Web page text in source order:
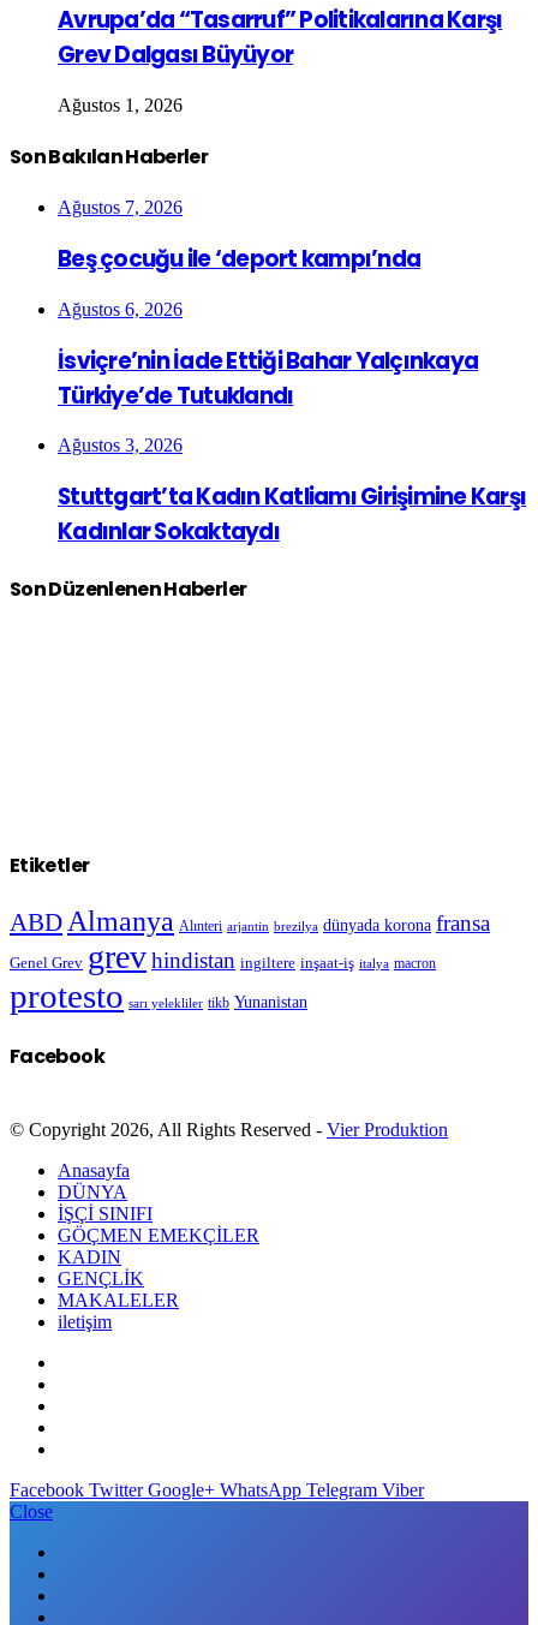
Avrupa’da “Tasarruf” Politikalarına Karşı
Grev Dalgası Büyüyor
Ağustos 1, 2026
Son Bakılan Haberler
Ağustos 7, 2026
Beş çocuğu ile ‘deport kampı’nda
Ağustos 6, 2026
İsviçre’nin İade Ettiği Bahar Yalçınkaya
Türkiye’de Tutuklandı
Ağustos 3, 2026
Stuttgart’ta Kadın Katliamı Girişimine Karşı
Kadınlar Sokaktaydı
Son Düzenlenen Haberler
Etiketler
ABD Almanya Alınteri arjantin brezilya dünyada korona fransa
Genel Grev grevhindistan ingiltere inşaat-iş italya macron
protesto sarı yelekliler tikb Yunanistan
Facebook
© Copyright 2026, All Rights Reserved - Vier Produktion
Anasayfa
DÜNYA
İŞÇİ SINIFI
GÖÇMEN EMEKÇİLER
KADIN
GENÇLİK
MAKALELER
iletişim
Facebook Twitter Google+ WhatsApp Telegram Viber
Close